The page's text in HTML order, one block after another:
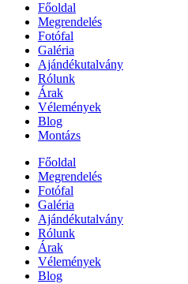
Főoldal
Megrendelés
Fotófal
Galéria
Ajándékutalvány
Rólunk
Árak
Vélemények
Blog
Montázs
Főoldal
Megrendelés
Fotófal
Galéria
Ajándékutalvány
Rólunk
Árak
Vélemények
Blog